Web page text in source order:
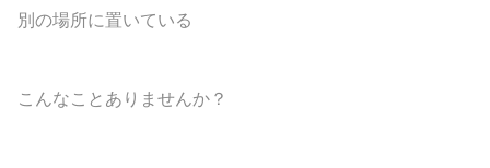
別の場所に置いている
こんなことありませんか？